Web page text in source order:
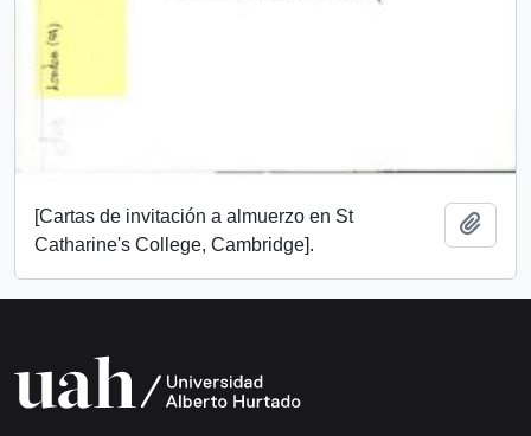
[Cartas de invitación a almuerzo en St
Catharine's College, Cambridge].